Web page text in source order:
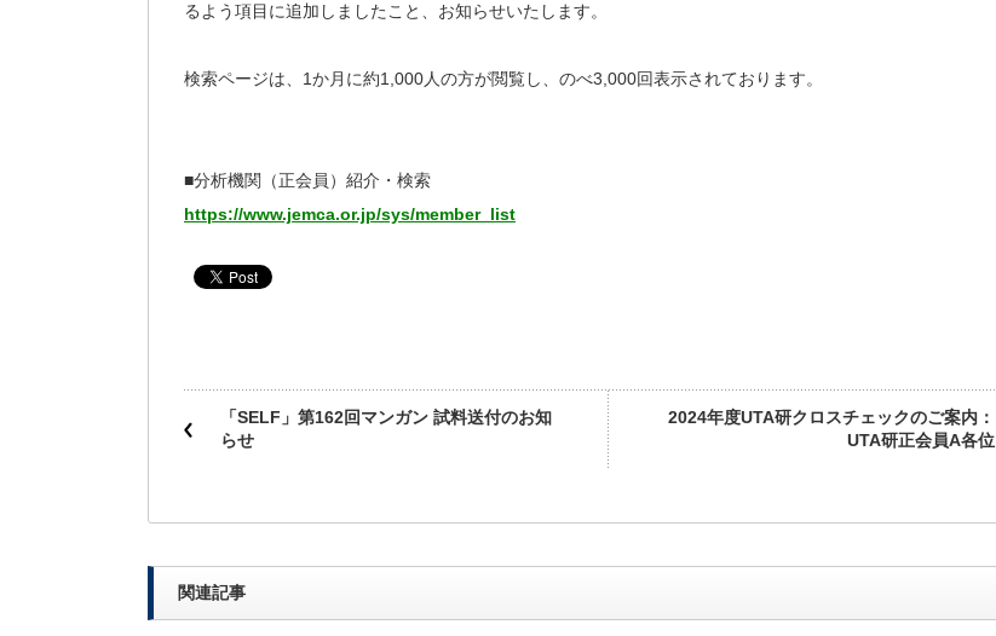
るよう項目に追加しましたこと、お知らせいたします。
検索ページは、1か月に約1,000人の方が閲覧し、のべ3,000回表示されております。
■分析機関（正会員）紹介・検索
https://www.jemca.or.jp/sys/member_list
「SELF」第162回マンガン 試料送付のお知
らせ
2024年度UTA研クロスチェックのご案内：
UTA研正会員A各位
関連記事